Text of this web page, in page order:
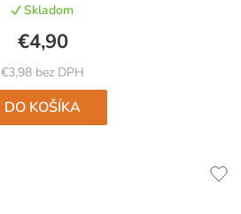
je
4,9
z
5
hviezdičiek.
Skladom
€3,98 bez DPH
€4,90
DO KOŠÍKA